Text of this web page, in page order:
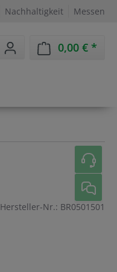
Nachhaltigkeit Messen
0 Artikel auf dem
0,00 €
Hersteller-Nr.: BR0501501